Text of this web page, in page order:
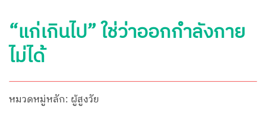
“แก่เกินไป” ใช่ว่าออกกำลังกาย
ไม่ได้
หมวดหมู่หลัก: ผู้สูงวัย